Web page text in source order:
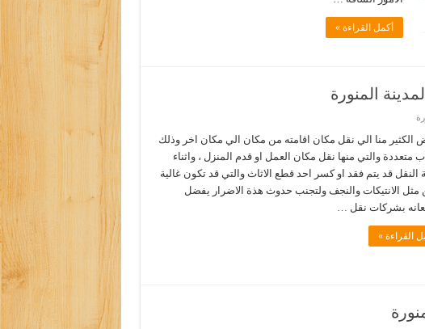
أكمل القراءة »
المنورة
الكثير منا الي نقل مكان اقامته من مكان الي مكان اخر وذلك
متعددة والتي منها نقل مكان العمل او قدم المنزل ، واثناء
النقل قد يتم فقد او كسر احد قطع الاثاث والتي قد تكون غالية
مثل الانتيكات والنجف ولتجنب حدوث هذة الاضرار يفضل
بشركات نقل …
القراءة »